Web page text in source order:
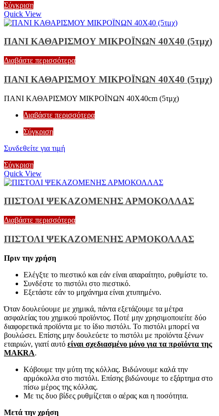
Σύγκριση
Quick View
ΠΑΝΙ ΚΑΘΑΡΙΣΜΟΥ ΜΙΚΡΟΪΝΩΝ 40Χ40 (5τμχ)
Διαβάστε περισσότερα
ΠΑΝΙ ΚΑΘΑΡΙΣΜΟΥ ΜΙΚΡΟΪΝΩΝ 40Χ40 (5τμχ)
ΠΑΝΙ ΚΑΘΑΡΙΣΜΟΥ ΜΙΚΡΟΪΝΩΝ 40Χ40cm (5τμχ)
Διαβάστε περισσότερα
Σύγκριση
Συνδεθείτε για τιμή
Σύγκριση
Quick View
ΠΙΣΤΟΛΙ ΨΕΚΑΖΟΜΕΝΗΣ ΑΡΜΟΚΟΛΛΑΣ
Διαβάστε περισσότερα
ΠΙΣΤΟΛΙ ΨΕΚΑΖΟΜΕΝΗΣ ΑΡΜΟΚΟΛΛΑΣ
Πριν την χρήση
Ελέγξτε το πιεστικό και εάν είναι απαραίτητο, ρυθμίστε το.
Συνδέστε το πιστόλι στο πιεστικό.
Εξετάστε εάν το μηχάνημα είναι χτυπημένο.
Όταν δουλεύουμε με χημικά, πάντα εξετάζουμε τα μέτρα
ασφαλείας του χημικού προϊόντος. Ποτέ μην χρησιμοποιείτε δύο
διαφορετικά προϊόντα με το ίδιο πιστόλι. Το πιστόλι μπορεί να
βουλώσει. Επίσης μην δουλεύετε το πιστόλι με προϊόντα ξένων
εταιριών, γιατί αυτό είναι σχεδιασμένο μόνο για τα προϊόντα της
MAKRA.
Κόβουμε την μύτη της κόλλας. Βιδώνουμε καλά την
αρμόκολλα στο πιστόλι. Επίσης βιδώνουμε το εξάρτημα στο
πίσω μέρος της κόλλας.
Με τις δυο βίδες ρυθμίζεται ο αέρας και η ποσότητα.
Μετά την χρήση